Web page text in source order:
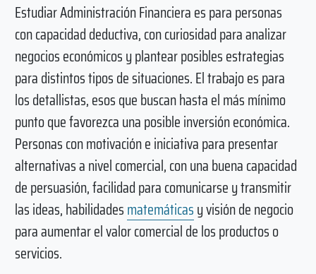
Estudiar Administración Financiera es para personas
con capacidad deductiva, con curiosidad para analizar
negocios económicos y plantear posibles estrategias
para distintos tipos de situaciones. El trabajo es para
los detallistas, esos que buscan hasta el más mínimo
punto que favorezca una posible inversión económica.
Personas con motivación e iniciativa para presentar
alternativas a nivel comercial, con una buena capacidad
de persuasión, facilidad para comunicarse y transmitir
las ideas, habilidadesmatemáticasy visión de negocio
para aumentar el valor comercial de los productos o
servicios.